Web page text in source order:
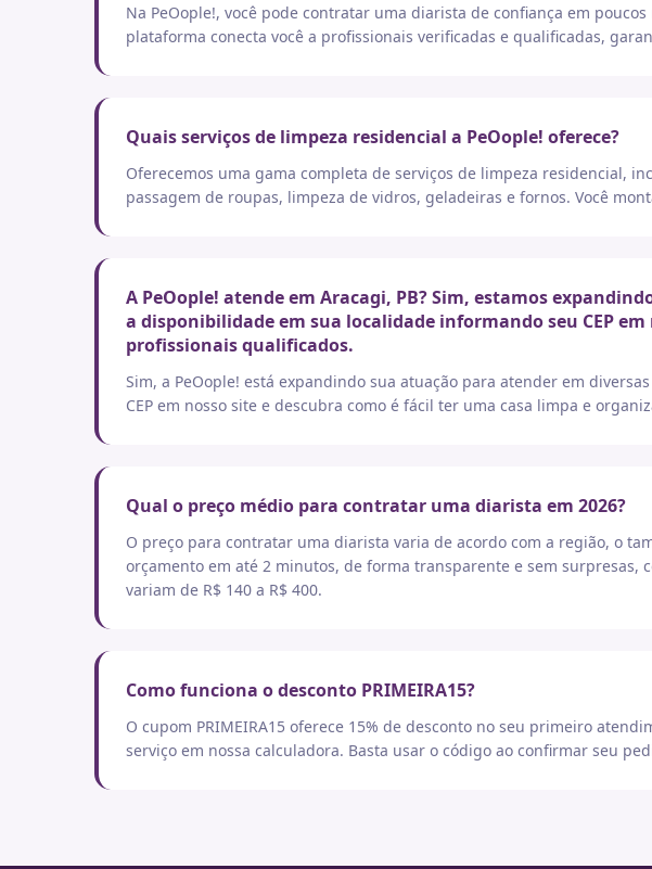
Na PeOople!, você pode contratar uma diarista de confiança em
plataforma conecta você a profissionais verificadas e qualificadas,
Quais serviços de limpeza residencial a PeOople! oferece?
Oferecemos uma gama completa de serviços de limpeza residencial,
passagem de roupas, limpeza de vidros, geladeiras e fornos. Você
A PeOople! atende em Aracagi, PB? Sim, estamos
a disponibilidade em sua localidade informando seu CEP
profissionais qualificados.
Sim, a PeOople! está expandindo sua atuação para atender em
CEP em nosso site e descubra como é fácil ter uma casa limpa e
Qual o preço médio para contratar uma diarista em 2026?
O preço para contratar uma diarista varia de acordo com a região, o
orçamento em até 2 minutos, de forma transparente e sem surpresas,
variam de R$ 140 a R$ 400.
Como funciona o desconto PRIMEIRA15?
O cupom PRIMEIRA15 oferece 15% de desconto no seu primeiro
serviço em nossa calculadora. Basta usar o código ao confirmar seu